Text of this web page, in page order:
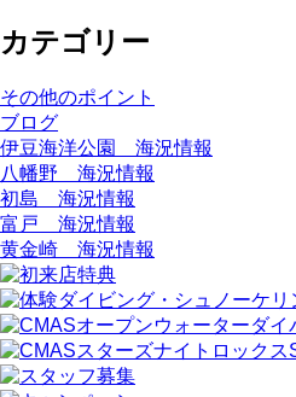
カテゴリー
その他のポイント
ブログ
伊豆海洋公園 海況情報
八幡野 海況情報
初島 海況情報
富戸 海況情報
黄金崎 海況情報